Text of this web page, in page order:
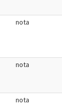
nota
nota
nota